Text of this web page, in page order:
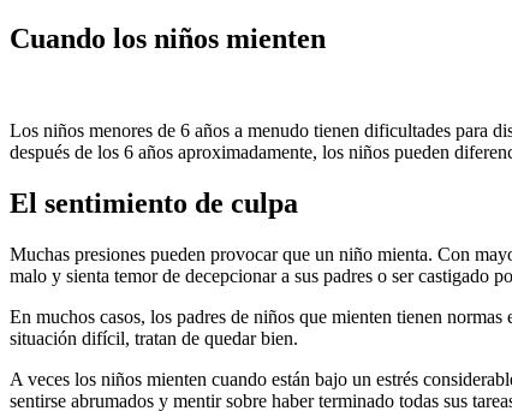
Cuando los niños mienten
Los niños menores de 6 años a menudo tienen dificultades para
después de los 6 años aproximadamente, los niños pueden
El sentimiento de culpa
Muchas presiones pueden provocar que un niño mienta. Con
malo y sienta temor de decepcionar a sus padres o ser castigado
En muchos casos, los padres de niños que mienten tienen
situación difícil, tratan de quedar bien.
A veces los niños mienten cuando están bajo un estrés
sentirse abrumados y mentir sobre haber terminado todas sus